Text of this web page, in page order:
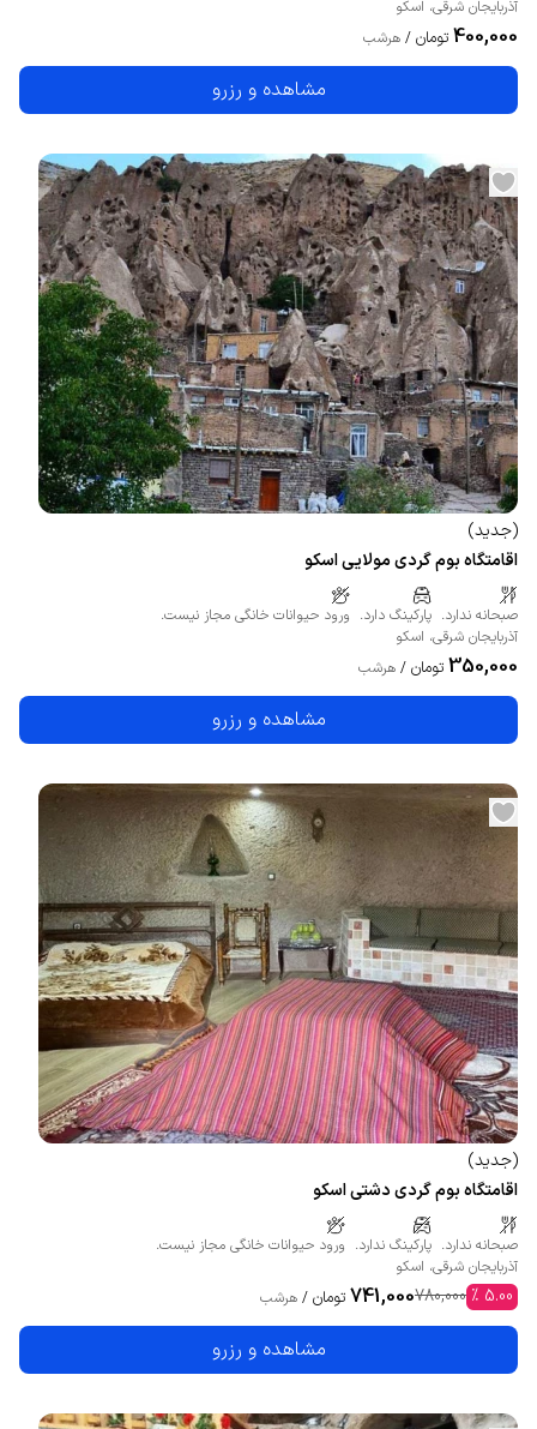
آذربایجان شرقی، اسکو
400,000 تومان / هرشب
مشاهده و رزرو
(جدید)
اقامتگاه بوم گردی مولایی اسکو
صبحانه ندارد. پارکینگ دارد. ورود حیوانات خانگی مجاز نیست.
آذربایجان شرقی، اسکو
350,000 تومان / هرشب
مشاهده و رزرو
(جدید)
اقامتگاه بوم گردی دشتی اسکو
صبحانه ندارد. پارکینگ ندارد. ورود حیوانات خانگی مجاز نیست.
آذربایجان شرقی، اسکو
5.00
%
780,000
741,000 تومان / هرشب
مشاهده و رزرو